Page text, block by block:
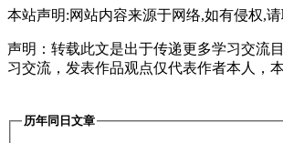
本站声明:网站内容来源于网络,如有侵权,
声明：转载此文是出于传递更多学习交流
习交流，发表作品观点仅代表作者本人，
历年同日文章